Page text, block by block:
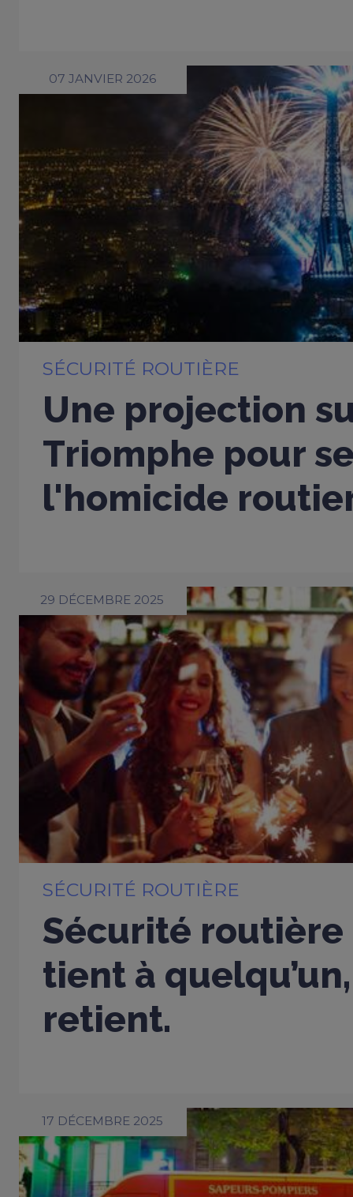
07 JANVIER 2026
SÉCURITÉ ROUTIÈRE
Une projection
Triomphe pour
l'homicide
29 DÉCEMBRE 2025
SÉCURITÉ ROUTIÈRE
Sécurité routière
tient à
retient.
17 DÉCEMBRE 2025